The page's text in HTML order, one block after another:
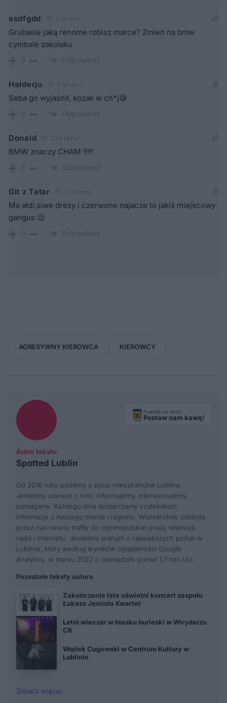
asdfgdd
Grubasie jaką renome robisz marce? Zmień na bmw
cymbale zakolaku
Hałderju
Seba go wyjaśnił, kozak w ch*j😅
Donald
BMW znaczy CHAM !!!!!
Git z Tatar
Ma ałdi,siwe dresy i czerwone najacze to jakiś miejscowy
gangus 😉
AGRESYWNY KIEROWCA KIEROWCY
Autor tekstu
Spotted Lublin
Podobał się tekst?
Postaw nam kawę!
Od 2016 roku piszemy o życiu mieszkańców Lublina.
Jesteśmy zawsze z nimi: informujemy, interweniujemy,
pomagamy. Każdego dnia dostarczamy czytelnikom
informacje z naszego miasta i regionu. Wielokrotnie zdobyte
przez nas newsy trafiły do ogólnopolskiej prasy, telewizji,
radia i Internetu. Jesteśmy jednym z największych portali w
Lublinie, który według wyników oglądalności Google
Analytics, w marcu 2022 r. odwiedziło ponad 1,7 mln UU.
Pozostałe teksty autora
Zakończenie lata uświetni koncert zespołu
Łukasz Jemioła Kwartet
Letni wieczór w blasku burleski w Wirydarzu
CK
Wojtek Cugowski w Centrum Kultury w
Lublinie
Zobacz więcej